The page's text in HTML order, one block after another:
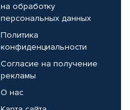
на обработку
персональных данных
Политика
конфиденциальности
Согласие на получение
рекламы
О нас